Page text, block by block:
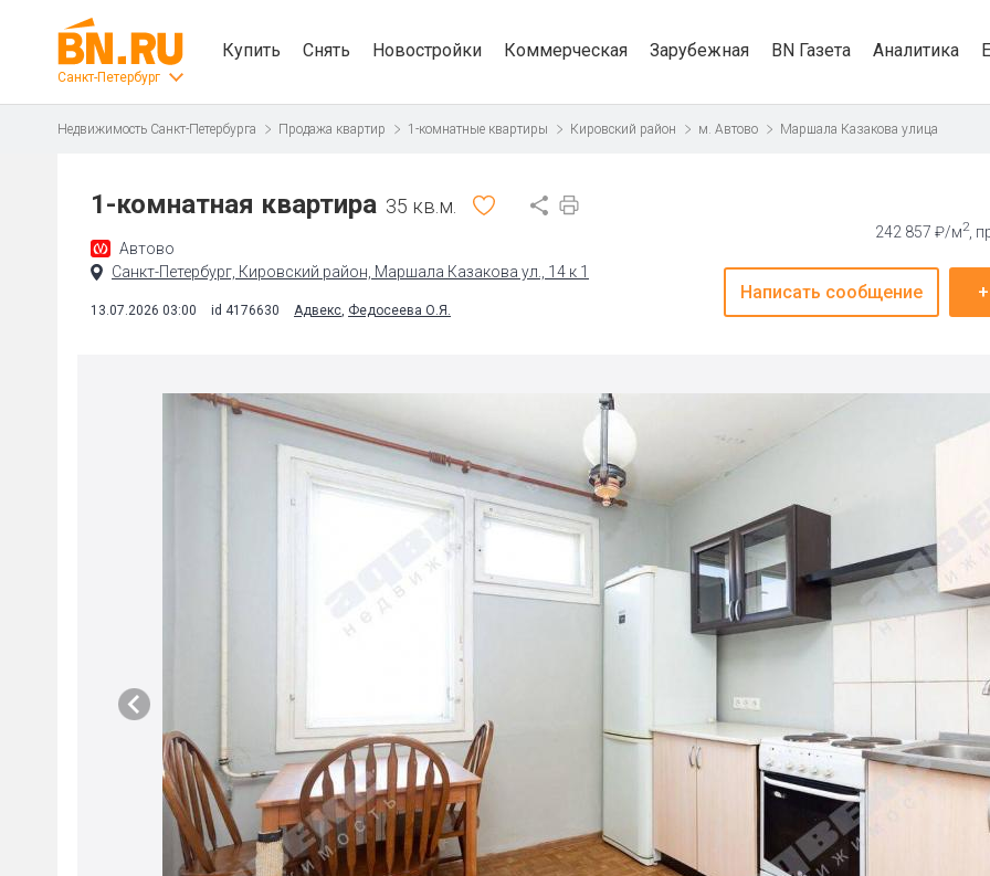
Санкт-Петербург
Купить Снять Новостройки Коммерческая Зарубежная BN Газета Аналитика
Недвижимость Санкт-Петербурга Продажа квартир 1-комнатные квартиры Кировский район м. Автово Маршала Казакова улица
1-комнатная квартира 35 кв.м.
Автово
Санкт-Петербург, Кировский район, Маршала Казакова ул., 14 к 1
13.07.2026 03:00 id 4176630 Адвекс, Федосеева О.Я.
242 857 ₽/м2,
Написать сообщение